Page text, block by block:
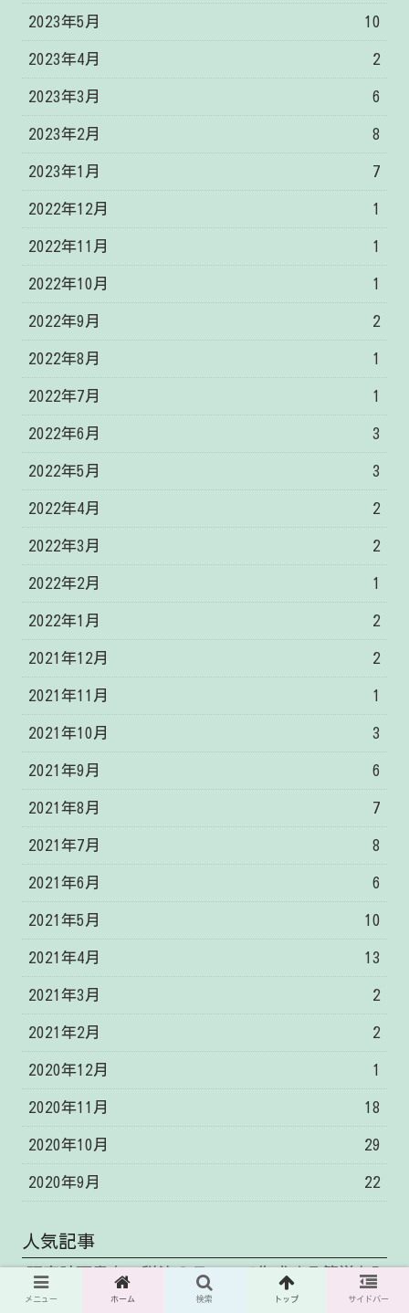
2023年5月 10
2023年4月 2
2023年3月 6
2023年2月 8
2023年1月 7
2022年12月 1
2022年11月 1
2022年10月 1
2022年9月 2
2022年8月 1
2022年7月 1
2022年6月 3
2022年5月 3
2022年4月 2
2022年3月 2
2022年2月 1
2022年1月 2
2021年12月 2
2021年11月 1
2021年10月 3
2021年9月 6
2021年8月 7
2021年7月 8
2021年6月 6
2021年5月 10
2021年4月 13
2021年3月 2
2021年2月 2
2020年12月 1
2020年11月 18
2020年10月 29
2020年9月 22
人気記事
研究計画書を、税法のテーマで作成する簡単な5
ステップとは
メニュー ホーム 検索 トップ サイドバー